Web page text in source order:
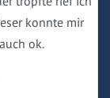
konnte mir
ok.